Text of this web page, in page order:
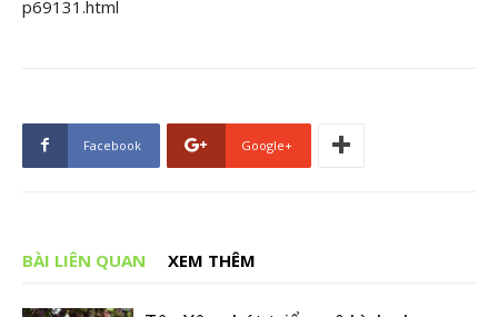
p69131.html
Facebook Google+
BÀI LIÊN QUAN XEM THÊM